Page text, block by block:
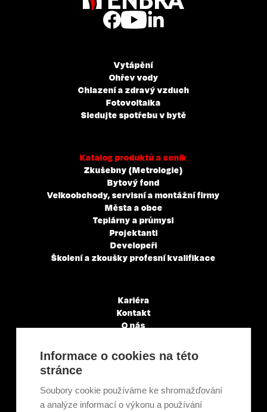
Vytápění
Ohřev vody
Chlazení a zdravý vzduch
Fotovoltaika
Sledujte spotřebu v bytě
Katalog produktů a ceník
Zkušebny (Metrologie)
Bytový fond
Velkoobchody, servisní a montážní firmy
Města a obce
Teplárny a průmysl
Projektanti
Developeři
Školení a zkoušky profesní kvalifikace
Kariéra
Kontakt
O nás
Články a novinky
GDPR & Cookies
Ekologická recyklace
Projekty EU
Informace o cookies na této
stránce
Soubory cookie používáme ke shromažďování
a analýze informací o výkonu a používání